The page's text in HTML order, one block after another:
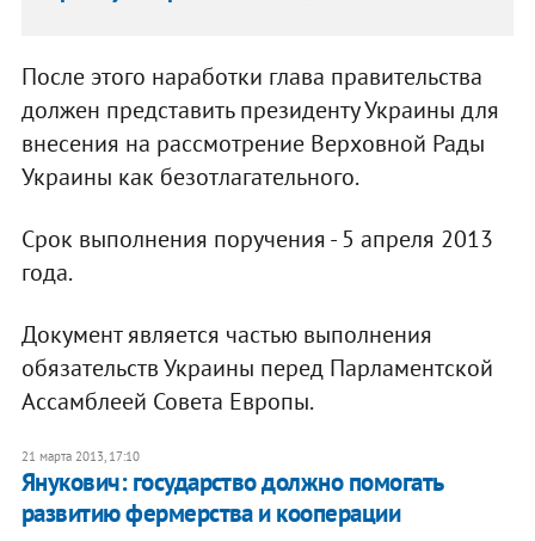
После этого наработки глава правительства
должен представить президенту Украины для
внесения на рассмотрение Верховной Рады
Украины как безотлагательного.
Срок выполнения поручения - 5 апреля 2013
года.
Документ является частью выполнения
обязательств Украины перед Парламентской
Ассамблеей Совета Европы.
21 марта 2013, 17:10
Янукович: государство должно помогать
развитию фермерства и кооперации